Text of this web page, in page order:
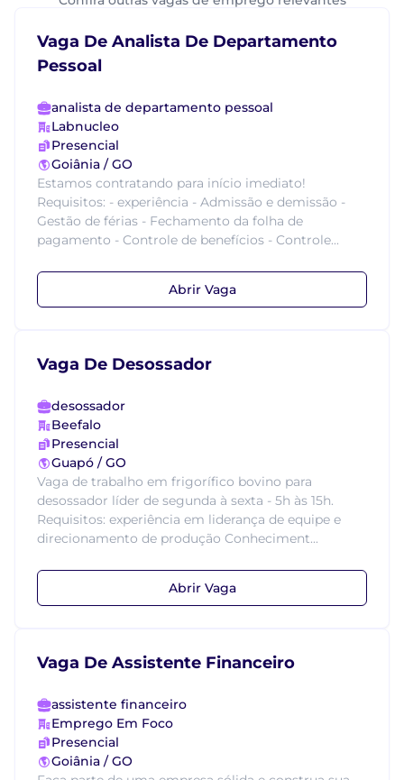
Vaga De Analista De Departamento
Pessoal
analista de departamento pessoal
Labnucleo
Presencial
Goiânia / GO
Estamos contratando para início imediato!
Requisitos: - experiência - Admissão e demissão -
Gestão de férias - Fechamento da folha de
pagamento - Controle de benefícios - Controle...
Abrir Vaga
Vaga De Desossador
desossador
Beefalo
Presencial
Guapó / GO
Vaga de trabalho em frigorífico bovino para
desossador líder de segunda à sexta - 5h às 15h.
Requisitos: experiência em liderança de equipe e
direcionamento de produção Conheciment...
Abrir Vaga
Vaga De Assistente Financeiro
assistente financeiro
Emprego Em Foco
Presencial
Goiânia / GO